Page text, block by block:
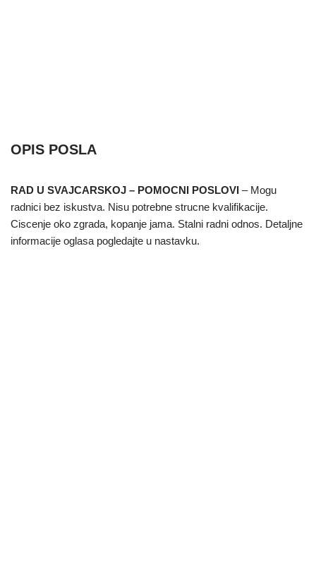
OPIS POSLA
RAD U SVAJCARSKOJ – POMOCNI POSLOVI – Mogu
radnici bez iskustva. Nisu potrebne strucne kvalifikacije.
Ciscenje oko zgrada, kopanje jama. Stalni radni odnos. Detaljne
informacije oglasa pogledajte u nastavku.